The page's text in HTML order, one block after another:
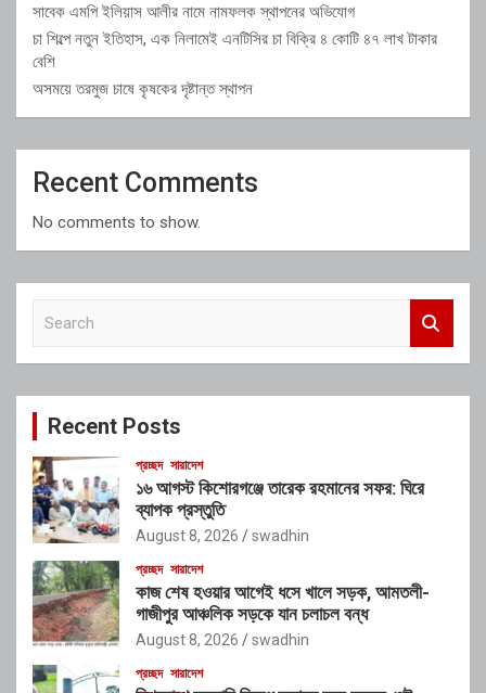
সাবেক এমপি ইলিয়াস আলীর নামে নামফলক স্থাপনের অভিযোগ
চা শিল্পে নতুন ইতিহাস, এক নিলামেই এনটিসির চা বিক্রি ৪ কোটি ৪৭ লাখ টাকার
বেশি
অসময়ে তরমুজ চাষে কৃষকের দৃষ্টান্ত স্থাপন
Recent Comments
No comments to show.
c
Recent Posts
প্রচ্ছদ সারাদেশ
১৬ আগস্ট কিশোরগঞ্জে তারেক রহমানের সফর: ঘিরে
ব্যাপক প্রস্তুতি
August 8, 2026 swadhin
প্রচ্ছদ সারাদেশ
কাজ শেষ হওয়ার আগেই ধসে খালে সড়ক, আমতলী-
গাজীপুর আঞ্চলিক সড়কে যান চলাচল বন্ধ
August 8, 2026 swadhin
প্রচ্ছদ সারাদেশ